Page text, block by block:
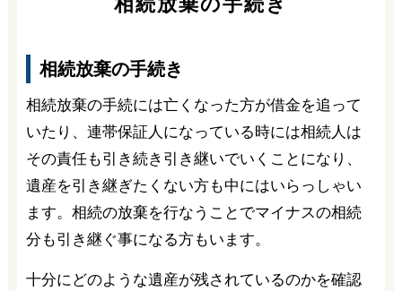
相続放棄の手続き
相続放棄の手続には亡くなった方が借金を追って
いたり、連帯保証人になっている時には相続人は
その責任も引き続き引き継いでいくことになり、
遺産を引き継ぎたくない方も中にはいらっしゃい
ます。相続の放棄を行なうことでマイナスの相続
分も引き継ぐ事になる方もいます。
十分にどのような遺産が残されているのかを確認